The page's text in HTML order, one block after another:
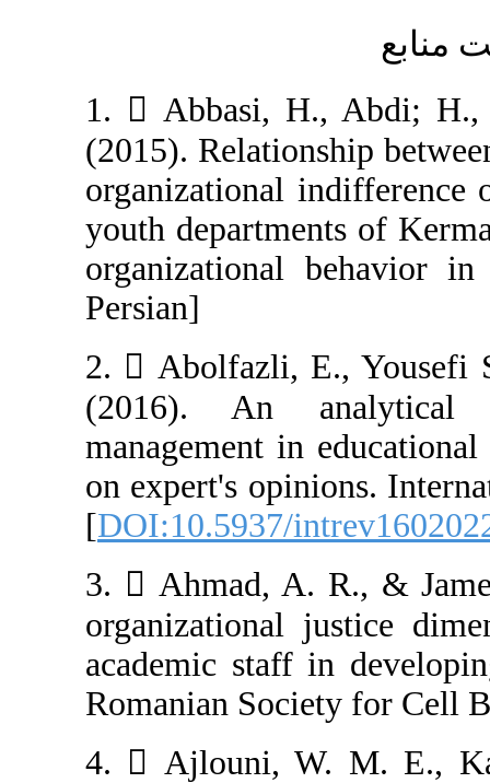
1.  Abbasi,
(2015).
organizational
youth
organizational
2.  Abolfazli,
(2016). An
management
on expert's
[DOI:10.5937/
3.  Ahmad,
organizational
academic staff
Romanian
4.  Ajlouni,